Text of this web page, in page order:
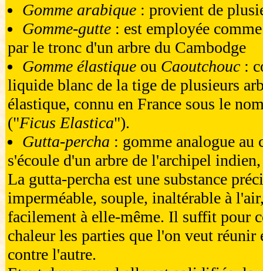
Gomme arabique : provient de
Gomme-gutte : est employée
par le tronc d'un arbre du Cambodge
Gomme élastique ou Caoutchouc :
liquide blanc de la tige de plusieurs
élastique, connu en France sous le
("Ficus Elastica").
Gutta-percha : gomme analogue au
s'écoule d'un arbre de l'archipel
La gutta-percha est une substance
imperméable, souple, inaltérable à
facilement à elle-même. Il suffit pour
chaleur les parties que l'on veut réunir
contre l'autre.